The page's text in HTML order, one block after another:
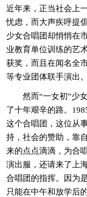
近年来，正当社会上
忧虑，而大声疾呼提
少女合唱团却悄悄在
业教育单位训练的艺
获奖，而且在闻名全
等专业团体联手演出。
然而“一女初”少女
了十年艰辛的路。
这个合唱团，这位从
持，社会的赞助，靠
来的点点滴滴，为合
演出服，还请来了上
合唱团的指挥。因为
只能在中午和放学后